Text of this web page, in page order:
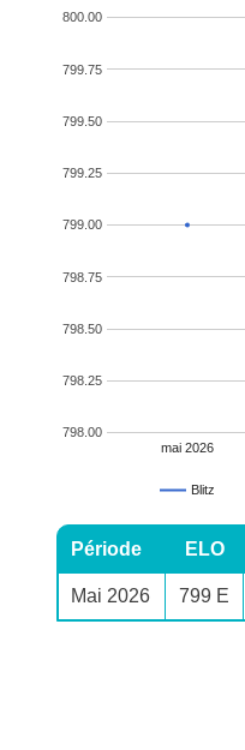
Blitz
mai 2026
798.00
798.25
798.50
798.75
799.00
799.25
799.50
799.75
800.00
Période ELO
Mai 2026 799 E